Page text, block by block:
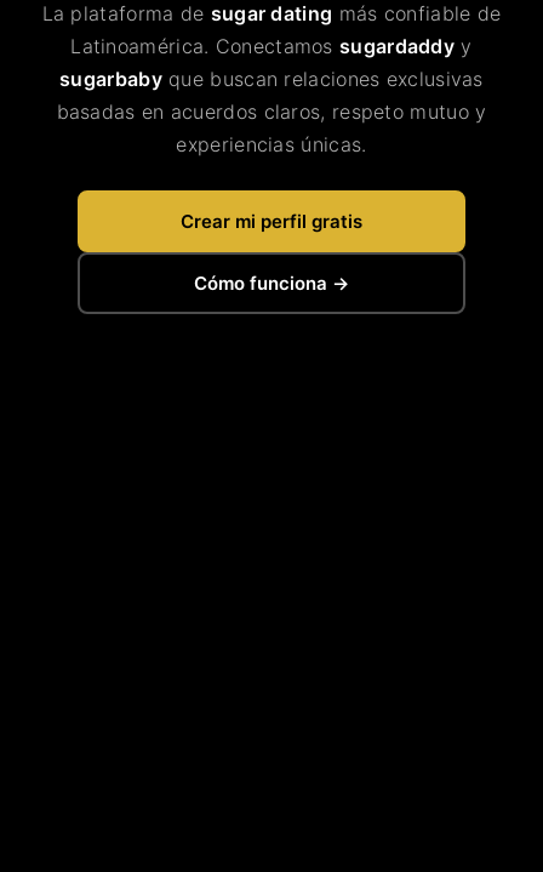
La plataforma de sugar dating más confiable de
Latinoamérica. Conectamossugardaddy y
sugarbabyque buscan relaciones exclusivas
basadas en acuerdos claros, respeto mutuo y
experiencias únicas.
Crear mi perfil gratis
Cómo funciona →